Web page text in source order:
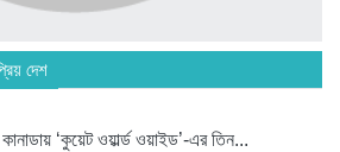
দেশ
কানাডায় ‘কুয়েট ওয়ার্ল্ড ওয়াইড’-এর তিন...